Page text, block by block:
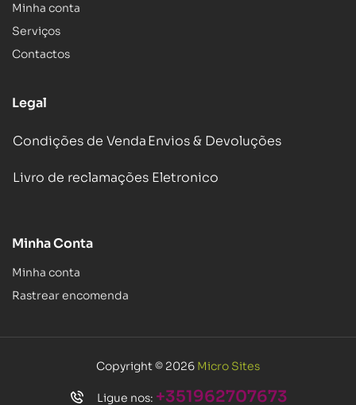
Minha conta
Serviços
Contactos
Legal
Condições de VendaEnvios & Devoluções
Livro de reclamações Eletronico
Minha Conta
Minha conta
Rastrear encomenda
Copyright © 2026 Micro Sites
Ligue nos: +351962707673